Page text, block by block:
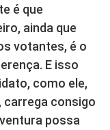
é que
ainda que
votantes, é o
E isso
como ele,
carrega consigo
possa